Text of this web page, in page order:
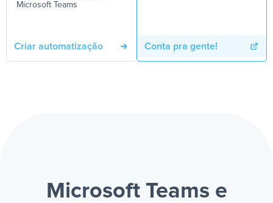
Microsoft Teams
Criar automatização Conta pra gente!
Microsoft Teams e